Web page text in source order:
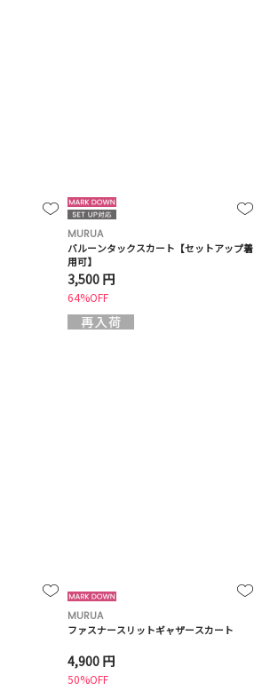
MURUA
バルーンタックスカート【セットアップ着
用可】
3,500 円
64%OFF
MURUA
ファスナースリットギャザースカート
4,900 円
50%OFF